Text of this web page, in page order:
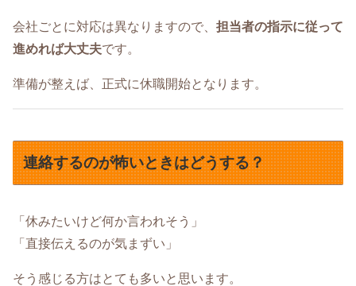
会社ごとに対応は異なりますので、 担当者の指示に従って
進めれば大丈夫です。
準備が整えば、正式に休職開始となります。
連絡するのが怖いときはどうする？
「休みたいけど何か言われそう」
「直接伝えるのが気まずい」
そう感じる方はとても多いと思います。